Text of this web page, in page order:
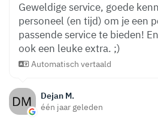
Dejan M.
één jaar geleden
Geweldige service, goede
personeel (en tijd) om je een
passende service te bieden!
ook een leuke extra. ;)
Automatisch vertaald